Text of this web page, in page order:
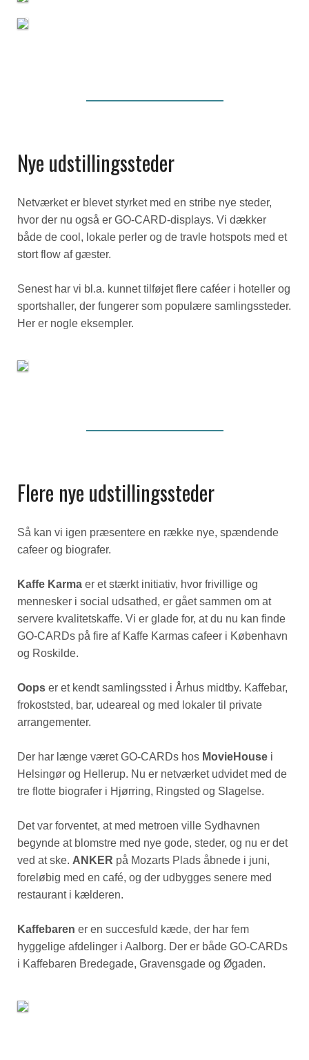
Nye udstillingssteder
Netværket er blevet styrket med en stribe nye steder,
hvor der nu også er GO-CARD-displays. Vi dækker
både de cool, lokale perler og de travle hotspots med et
stort flow af gæster.
Senest har vi bl.a. kunnet tilføjet flere caféer i hoteller og
sportshaller, der fungerer som populære samlingssteder.
Her er nogle eksempler.
Flere nye udstillingssteder
Så kan vi igen præsentere en række nye, spændende
cafeer og biografer.
Kaffe Karma er et stærkt initiativ, hvor frivillige og
mennesker i social udsathed, er gået sammen om at
servere kvalitetskaffe. Vi er glade for, at du nu kan finde
GO-CARDs på fire af Kaffe Karmas cafeer i København
og Roskilde.
Oops er et kendt samlingssted i Århus midtby. Kaffebar,
frokoststed, bar, udeareal og med lokaler til private
arrangementer.
Der har længe været GO-CARDs hos MovieHouse i
Helsingør og Hellerup. Nu er netværket udvidet med de
tre flotte biografer i Hjørring, Ringsted og Slagelse.
Det var forventet, at med metroen ville Sydhavnen
begynde at blomstre med nye gode, steder, og nu er det
ved at ske. ANKER på Mozarts Plads åbnede i juni,
foreløbig med en café, og der udbygges senere med
restaurant i kælderen.
Kaffebaren er en succesfuld kæde, der har fem
hyggelige afdelinger i Aalborg. Der er både GO-CARDs
i Kaffebaren Bredegade, Gravensgade og Øgaden.